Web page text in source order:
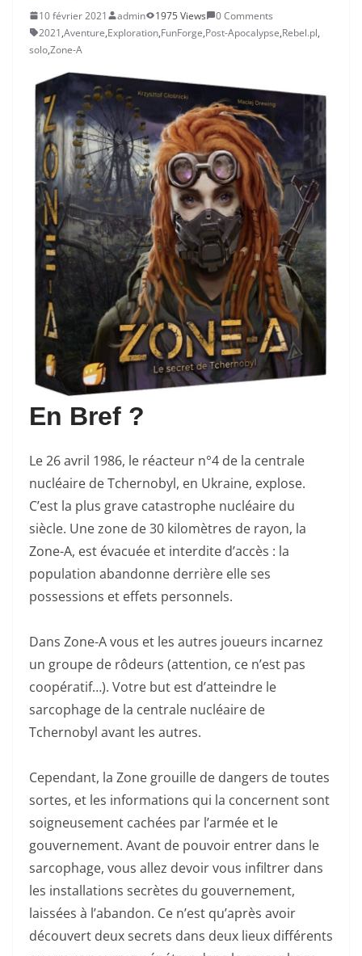
10 février 2021 admin 1975 Views
0 Comments
2021,Aventure,Exploration,FunForge,Post-Apocalypse,Rebel.pl,
solo,Zone-A
En Bref ?
Le 26 avril 1986, le réacteur n°4 de la centrale
nucléaire de Tchernobyl, en Ukraine, explose.
C’est la plus grave catastrophe nucléaire du
siècle. Une zone de 30 kilomètres de rayon, la
Zone-A, est évacuée et interdite d’accès : la
population abandonne derrière elle ses
possessions et effets personnels.
Dans Zone-A vous et les autres joueurs incarnez
un groupe de rôdeurs (attention, ce n’est pas
coopératif…). Votre but est d’atteindre le
sarcophage de la centrale nucléaire de
Tchernobyl avant les autres.
Cependant, la Zone grouille de dangers de toutes
sortes, et les informations qui la concernent sont
soigneusement cachées par l’armée et le
gouvernement. Avant de pouvoir entrer dans le
sarcophage, vous allez devoir vous infiltrer dans
les installations secrètes du gouvernement,
laissées à l’abandon. Ce n’est qu’après avoir
découvert deux secrets dans deux lieux différents